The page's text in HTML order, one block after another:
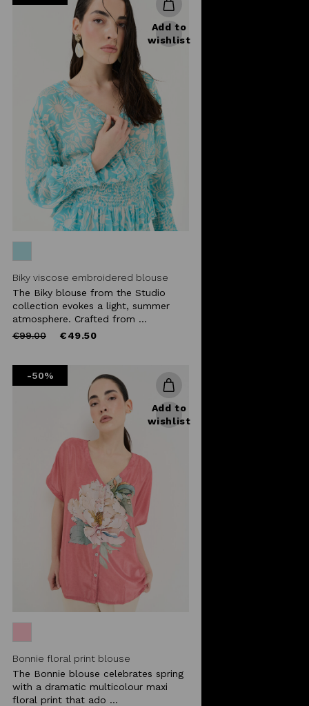
Add to
wishlist
Biky viscose embroidered blouse
The Biky blouse from the Studio
collection evokes a light, summer
atmosphere. Crafted from ...
Price
€99.00to €49.50
-50%
Add to
wishlist
Bonnie floral print blouse
The Bonnie blouse celebrates spring
with a dramatic multicolour maxi
floral print that ado ...